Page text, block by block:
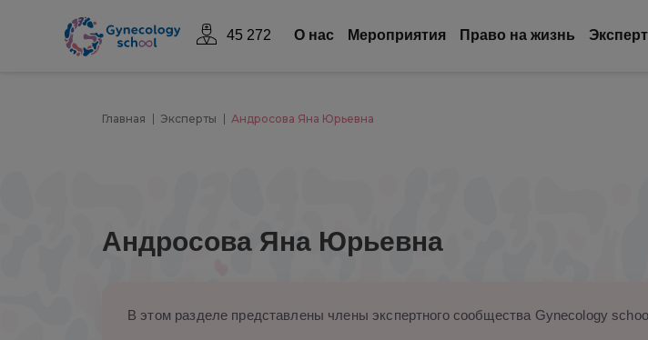
45 272 О нас Mероприятия Право на жизнь
Главная Эксперты Андросова Яна Юрьевна
Андросова Яна Юрьевна
В этом разделе представлены члены экспертного сообщества Gynecology